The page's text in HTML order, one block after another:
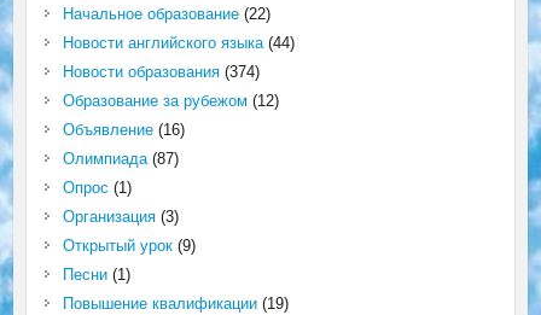
Начальное образование(22)
Новости английского языка(44)
Новости образования(374)
Образование за рубежом (12)
Объявление(16)
Олимпиада(87)
Опрос (1)
Организация(3)
Открытый урок(9)
Песни(1)
Повышение квалификации(19)